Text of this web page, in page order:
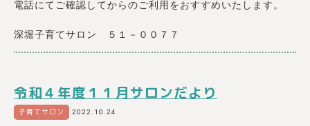
電話にてご確認してからのご利用をおすすめいたします。
深堀子育てサロン ５１－００７７
令和４年度１１月サロンだより
子育てサロン 2022.10.24